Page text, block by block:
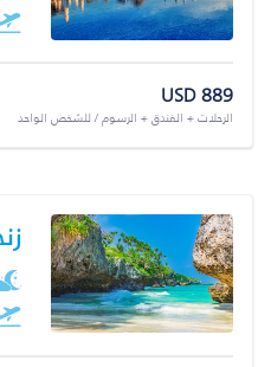
USD 889
الرحلات + الفندق + الرسوم / للشخص الواحد